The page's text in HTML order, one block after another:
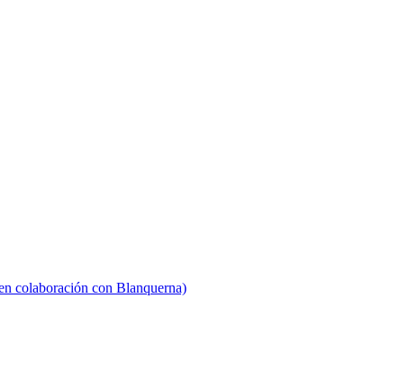
colaboración con Blanquerna)